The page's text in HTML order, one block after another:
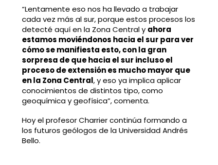
“Lentamente eso nos ha llevado a trabajar
cada vez más al sur, porque estos procesos los
detecté aquí en la Zona Central y ahora
estamos moviéndonos hacia el sur para ver
cómo se manifiesta esto, con la gran
sorpresa de que hacia el sur incluso el
proceso de extensión es mucho mayor que
en la Zona Central, y eso ya implica aplicar
conocimientos de distintos tipo, como
geoquímica y geofísica”, comenta.
Hoy el profesor Charrier continúa formando a
los futuros geólogos de la Universidad Andrés
Bello.